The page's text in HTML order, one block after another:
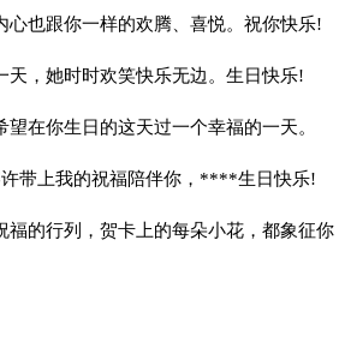
也跟你一样的欢腾、喜悦。祝你快乐!
天，她时时欢笑快乐无边。生日快乐!
在你生日的这天过一个幸福的一天。
带上我的祝福陪伴你，****生日快乐!
的行列，贺卡上的每朵小花，都象征你